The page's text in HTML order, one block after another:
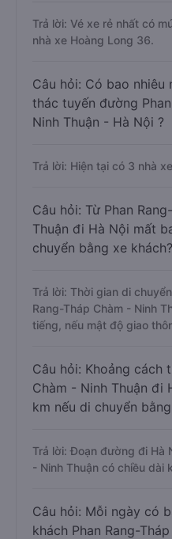
Trả lời: Vé xe rẻ nhất có
nhà xe Hoàng Long 36.
Câu hỏi: Có bao nhiêu
thác tuyến đường
Ninh Thuận - Hà Nội ?
Trả lời: Hiện tại có 3 nhà
Câu hỏi: Từ Phan
Thuận đi Hà Nội mất
chuyển bằng xe khách?
Trả lời: Thời gian di
Rang-Tháp Chàm - Ninh
tiếng, nếu mật độ giao
Câu hỏi: Khoảng cách
Chàm - Ninh Thuận đi
km nếu di chuyển
Trả lời: Đoạn đường đi Hà
- Ninh Thuận có chiều dài
Câu hỏi: Mỗi ngày có
khách Phan Rang-